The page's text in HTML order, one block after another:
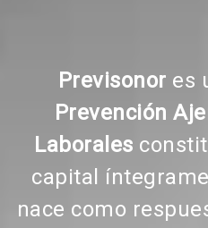
Previsonor es
Prevención
Laborales
capital
nace como